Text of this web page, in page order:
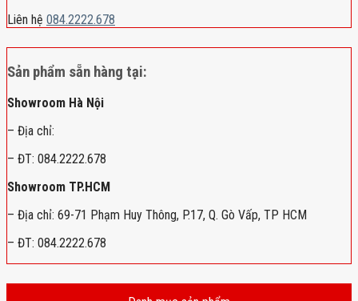
Liên hệ 084.2222.678
Sản phẩm sẵn hàng tại:
Showroom Hà Nội
– Địa chỉ:
– ĐT: 084.2222.678
Showroom TP.HCM
– Địa chỉ: 69-71 Phạm Huy Thông, P.17, Q. Gò Vấp, TP HCM
– ĐT: 084.2222.678